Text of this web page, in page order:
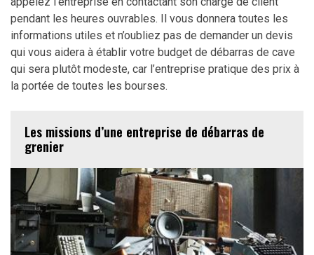
pendant les heures ouvrables. Il vous donnera toutes les
informations utiles et n’oubliez pas de demander un devis
qui vous aidera à établir votre budget de débarras de cave
qui sera plutôt modeste, car l’entreprise pratique des prix à
la portée de toutes les bourses.
Les missions d’une entreprise de débarras de
grenier